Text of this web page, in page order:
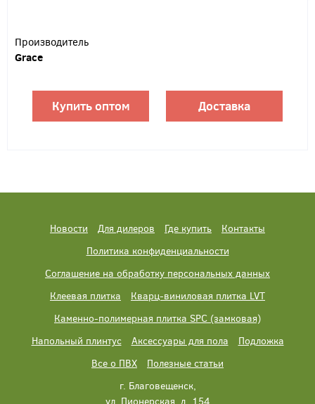
Производитель
Grace
Купить оптом Доставка
Новости Для дилеров Где купить
Контакты
Политика конфиденциальности
Соглашение на обработку персональных данных
Клеевая плитка
Кварц-виниловая плитка LVT
Каменно-полимерная плитка SPC (замковая)
Напольный плинтус
Аксессуары для пола
Подложка
Все о ПВХ
Полезные статьи
г. Благовещенск,
ул. Пионерская, д. 154